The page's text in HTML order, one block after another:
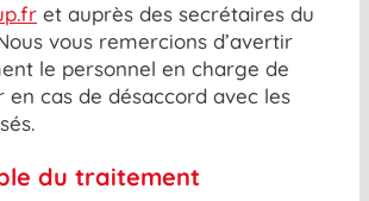
et auprès des secrétaires du
vous remercions d’avertir
le personnel en charge de
en cas de désaccord avec les
du traitement